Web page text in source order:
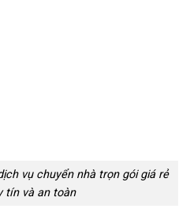
vụ chuyển nhà trọn gói giá rẻ
tín và an toàn